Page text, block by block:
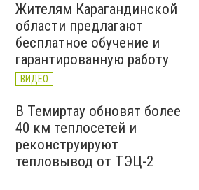
Жителям Карагандинской
области предлагают
бесплатное обучение и
гарантированную работу
ВИДЕО
В Темиртау обновят более
40 км теплосетей и
реконструируют
тепловывод от ТЭЦ-2